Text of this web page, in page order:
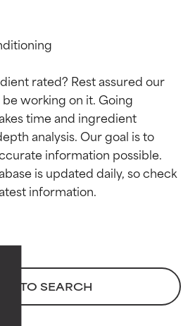
rated? Rest assured our
working on it. Going
time and ingredient
analysis. Our goal is to
information possible.
is updated daily, so check
TO SEARCH
van
en ondersteund door
onderzoek.
actief ingrediënt
huidtypen of
van
en ondersteund door
onderzoek.
actief ingrediënt
huidtypen of